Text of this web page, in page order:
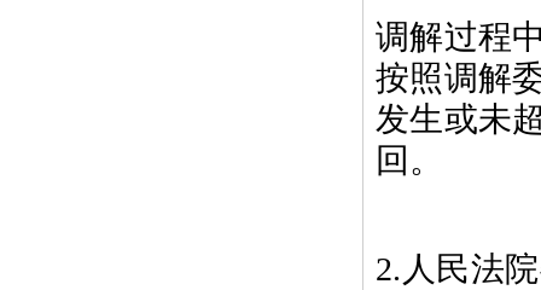
调解过程
按照调解
发生或未
回。
2.人民法